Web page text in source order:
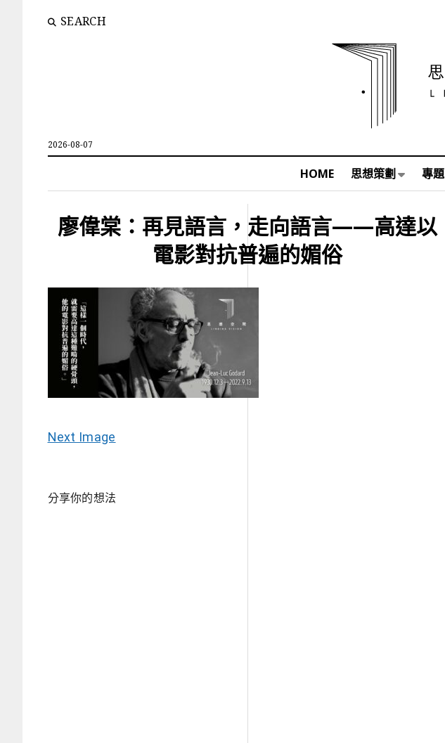
SEARCH
2026-08-07
HOME 思想策劃 專題
廖偉棠：再見語言，走向語言——高達以
電影對抗普遍的媚俗
Next Image
分享你的想法